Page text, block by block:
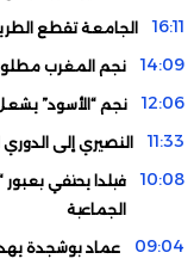
16:11 الجامعة تقطع
14:09 نجم المغرب
12:06 نجم “الأسود” يشعل
11:33 النصيري إلى
10:08
فيلدا يحتفي بعبور
الجماعية
09:04